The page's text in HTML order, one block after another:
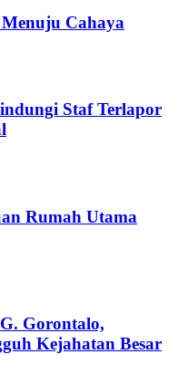
Cahaya
Staf Terlapor
Rumah Utama
Gorontalo,
Kejahatan Besar